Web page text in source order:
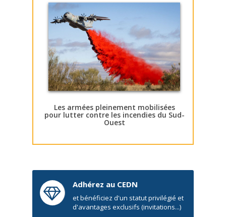
Les armées pleinement mobilisées
pour lutter contre les incendies du Sud-
Ouest
Adhérez au CEDN
et bénéficiez d'un statut privilégié et
d'avantages exclusifs (invitations...)